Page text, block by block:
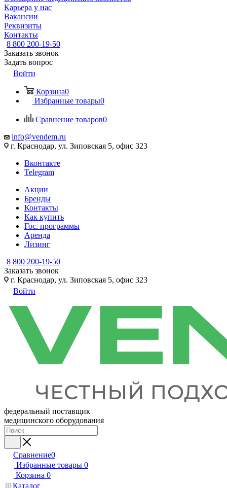
Карьера у нас
Вакансии
Реквизиты
Контакты
8 800 200-19-50
Заказать звонок
Задать вопрос
Войти
Корзина0
Избранные товары0
Сравнение товаров0
info@vendem.ru
г. Краснодар, ул. Зиповская 5, офис 323
Вконтакте
Telegram
Акции
Бренды
Контакты
Как купить
Гос. программы
Аренда
Лизинг
8 800 200-19-50
Заказать звонок
г. Краснодар, ул. Зиповская 5, офис 323
Войти
федеральный поставщик
медицинского оборудования
Сравнение0
Избранные товары 0
Корзина 0
Каталог